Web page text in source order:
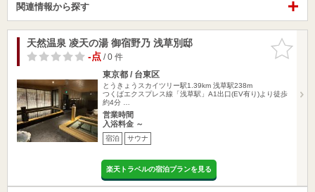
関連情報から探す
お気に入
りに追加
天然温泉 凌天の湯 御宿野乃 浅草別邸
-点/ 0 件
東京都 / 台東区
とうきょうスカイツリー駅1.39km 浅草駅238m
つくばエクスプレス線「浅草駅」A1出口(EV有り)より徒歩
約4分 …
営業時間
入浴料金 ～
宿泊 サウナ
楽天トラベルの宿泊プランを見る